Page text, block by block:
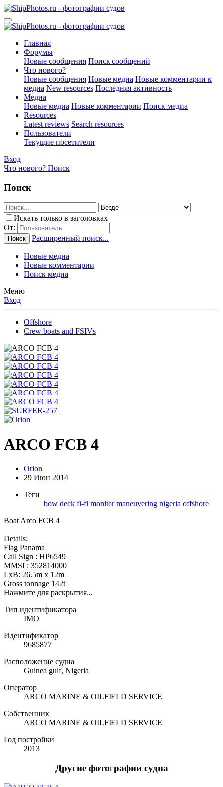
Главная
Форумы
Новые сообщения Поиск сообщений
Что нового?
Новые сообщения Новые медиа Новые комментарии к
медиа New resources Последняя активность
Медиа
Новые медиа Новые комментарии Поиск медиа
Resources
Latest reviews Search resources
Пользователи
Текущие посетители
Вход
Что нового? Поиск
Поиск
Искать только в заголовках
От:
Поиск Расширенный поиск...
Новые медиа
Новые комментарии
Поиск медиа
Меню
Вход
Offshore
Crew boats and FSIVs
ARCO FCB 4
Orion
29 Июн 2014
Теги
bow deck fi-fi monitormaneuvering nigeria offshore
Boat Arco FCB 4
Details:
Flag Panama
Call Sign : HP6549
MMSI : 352814000
LxB: 26.5m x 12m
Gross tonnage 142t
Нажмите для раскрытия...
Тип идентификатора
IMO
Идентификатор
9685877
Расположение судна
Guinea gulf, Nigeria
Оператор
ARCO MARINE & OILFIELD SERVICE
Собственник
ARCO MARINE & OILFIELD SERVICE
Год постройки
2013
Другие фотографии судна